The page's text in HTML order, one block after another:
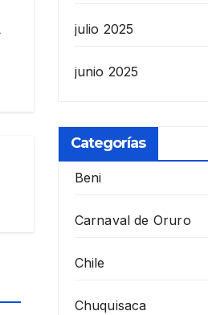
julio 2025
junio 2025
Categorías
Beni
Carnaval de Oruro
Chile
Chuquisaca